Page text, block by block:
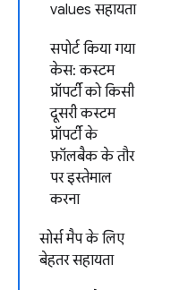
values सहायता
सपोर्ट किया गया
केस: कस्टम
प्रॉपर्टी को किसी
दूसरी कस्टम
प्रॉपर्टी के
फ़ॉलबैक के तौर
पर इस्तेमाल
करना
सोर्स मैप के लिए
बेहतर सहायता